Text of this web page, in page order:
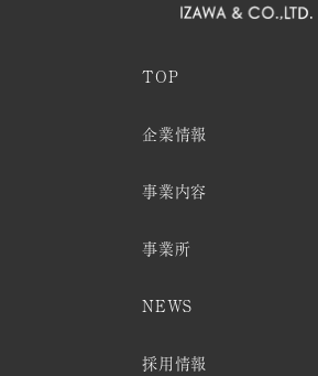
TOP
企業情報
事業内容
事業所
NEWS
採用情報